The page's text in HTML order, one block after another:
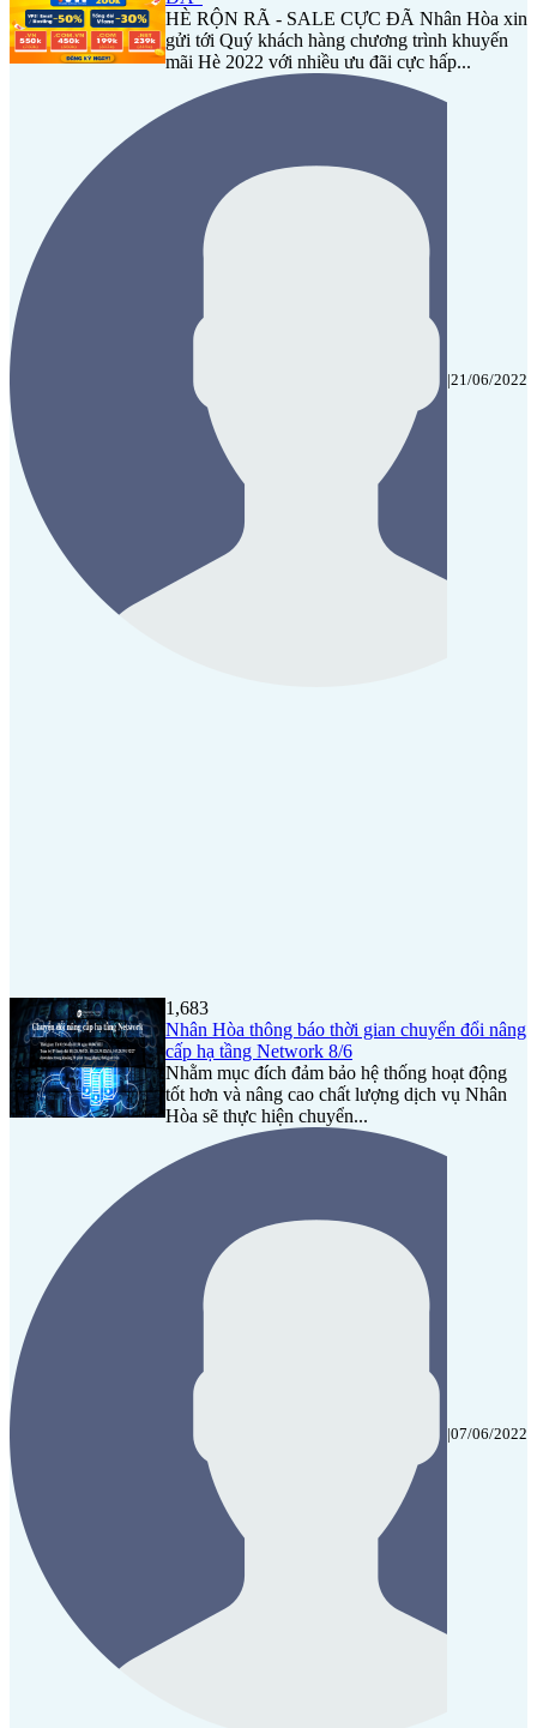
HÈ RỘN RÃ - SALE CỰC ĐÃ Nhân Hòa xin
gửi tới Quý khách hàng chương trình khuyến
mãi Hè 2022 với nhiều ưu đãi cực hấp...
|21/06/2022
1,683
Nhân Hòa thông báo thời gian chuyển đổi nâng
cấp hạ tầng Network 8/6
Nhằm mục đích đảm bảo hệ thống hoạt động
tốt hơn và nâng cao chất lượng dịch vụ Nhân
Hòa sẽ thực hiện chuyển...
|07/06/2022